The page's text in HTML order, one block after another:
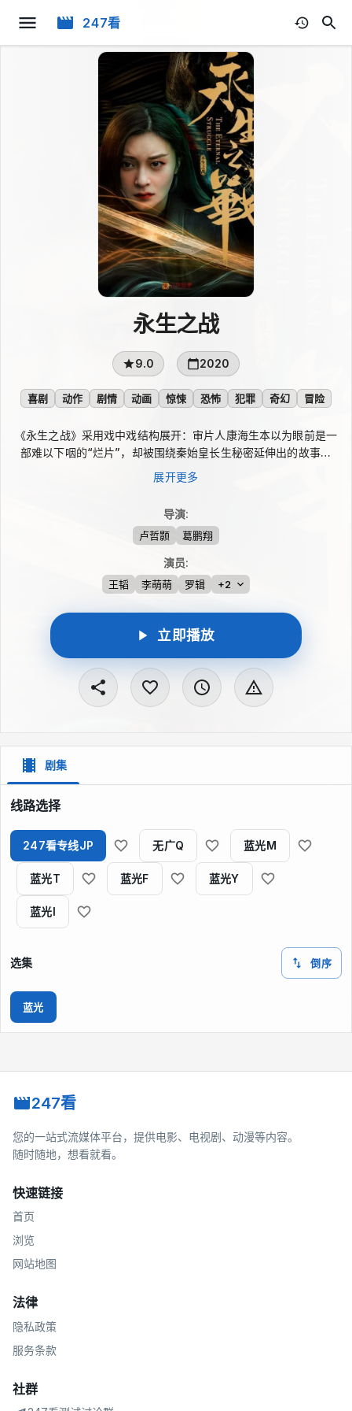
247看
永生之战
9.0 2020
喜剧 动作 剧情 动画 惊悚 恐怖 犯罪 奇幻 冒险
《永生之战》采用戏中戏结构展开：审片人康海生本以为眼前是一
部难以下咽的“烂片”，却被围绕秦始皇长生秘密延伸出的故事吸
引。片中，直男酒鬼、能打大姐大、厌倦生命的胖子、长生不老的
花痴和打不死的逗趣男配等人，因为遗失多年的“长生不老丹”被卷
悚、打斗与笑料交织中，上演一场荒诞热闹的冒险。
展开更多
导演:
卢哲颢 葛鹏翔
演员:
王韬 李萌萌 罗辑 +2
立即播放
剧集
线路选择
247看专线JP 无广Q 蓝光M
蓝光T 蓝光F 蓝光Y
蓝光I
选集 倒序
蓝光
247看
您的一站式流媒体平台，提供电影、电视剧、动漫等内容。
随时随地，想看就看。
快速链接
首页
浏览
网站地图
法律
隐私政策
服务条款
社群